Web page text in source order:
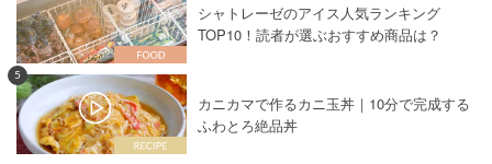
シャトレーゼのアイス人気ランキング
TOP10！読者が選ぶおすすめ商品は？
5
カニカマで作るカニ玉丼｜10分で完成する
ふわとろ絶品丼